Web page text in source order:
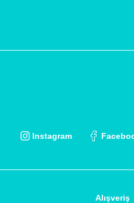
Instagram
Alışveriş